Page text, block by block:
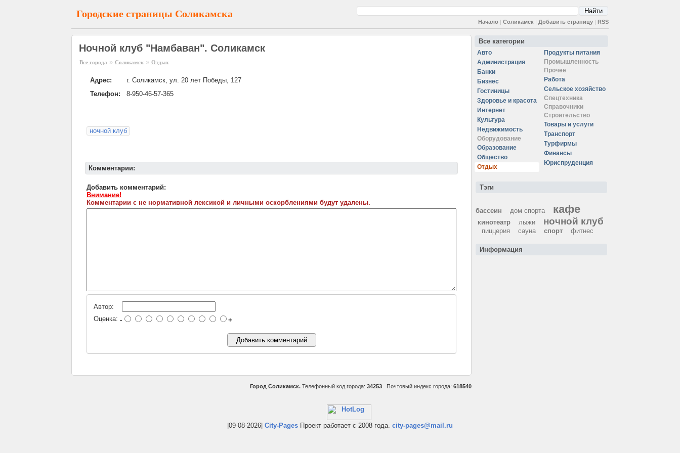
Городские страницы Соликамска
Начало | Соликамск | Добавить страницу | RSS
Ночной клуб "Намбаван". Соликамск
Все города » Соликамск » Отдых
Адрес:
г. Соликамск, ул. 20 лет Победы, 127
Телефон:
8-950-46-57-365
ночной клуб
Комментарии:
Добавить комментарий:
Внимание!
Комментарии с не нормативной лексикой и личными оскорблениями будут удалены.
Автор:
Оценка: - +
Город Соликамск. Телефонный код города: 34253 Почтовый индекс города: 618540
Все категории
Авто
Администрация
Банки
Бизнес
Гостиницы
Здоровье и красота
Интернет
Культура
Недвижимость
Оборудование
Образование
Общество
Отдых
Продукты питания
Промышленность
Прочее
Работа
Сельское хозяйство
Спецтехника
Справочники
Строительство
Товары и услуги
Транспорт
Турфирмы
Финансы
Юриспруденция
Тэги
бассеин дом спорта кафе
кинотеатр лыжи ночной клуб
пиццерия сауна спорт фитнес
Информация
|09-08-2026| City-Pages Проект работает с 2008 года. city-pages@mail.ru